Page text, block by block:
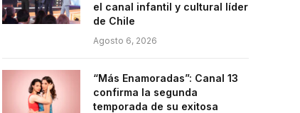
el canal infantil y cultural líder
de Chile
Agosto 6, 2026
“Más Enamoradas”: Canal 13
confirma la segunda
temporada de su exitosa